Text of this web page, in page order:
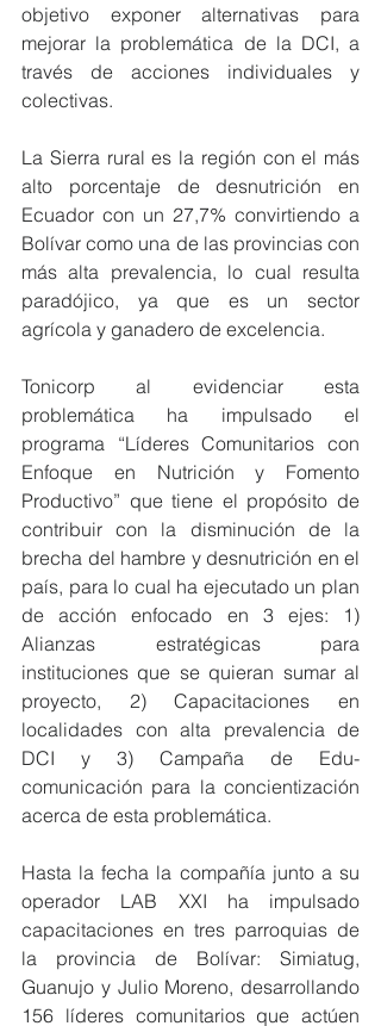
objetivo exponer alternativas para
mejorar la problemática de la DCI, a
través de acciones individuales y
colectivas.
La Sierra rural es la región con el más
alto porcentaje de desnutrición en
Ecuador con un 27,7% convirtiendo a
Bolívar como una de las provincias con
más alta prevalencia, lo cual resulta
paradójico, ya que es un sector
agrícola y ganadero de excelencia.
Tonicorp al evidenciar esta
problemática ha impulsado el
programa “Líderes Comunitarios con
Enfoque en Nutrición y Fomento
Productivo” que tiene el propósito de
contribuir con la disminución de la
brecha del hambre y desnutrición en el
país, para lo cual ha ejecutado un plan
de acción enfocado en 3 ejes: 1)
Alianzas estratégicas para
instituciones que se quieran sumar al
proyecto, 2) Capacitaciones en
localidades con alta prevalencia de
DCI y 3) Campaña de Edu-
comunicación para la concientización
acerca de esta problemática.
Hasta la fecha la compañía junto a su
operador LAB XXI ha impulsado
capacitaciones en tres parroquias de
la provincia de Bolívar: Simiatug,
Guanujo y Julio Moreno, desarrollando
156 líderes comunitarios que actúen